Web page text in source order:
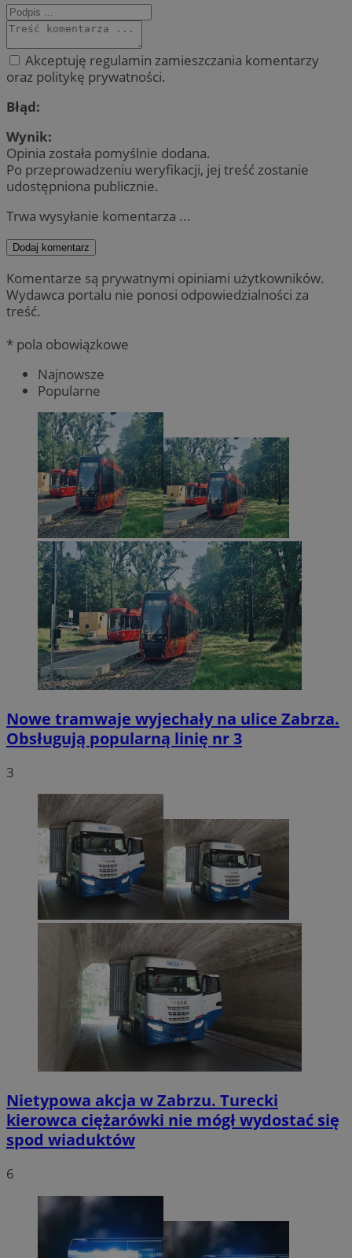
Akceptuję regulamin zamieszczania komentarzy
oraz politykę prywatności.
Błąd:
Wynik:
Opinia została pomyślnie dodana.
Po przeprowadzeniu weryfikacji, jej treść zostanie
udostępniona publicznie.
Trwa wysyłanie komentarza ...
Dodaj komentarz
Komentarze są prywatnymi opiniami użytkowników.
Wydawca portalu nie ponosi odpowiedzialności za
treść.
* pola obowiązkowe
Najnowsze
Popularne
Nowe tramwaje wyjechały na ulice Zabrza.
Obsługują popularną linię nr 3
3
Nietypowa akcja w Zabrzu. Turecki
kierowca ciężarówki nie mógł wydostać się
spod wiaduktów
6